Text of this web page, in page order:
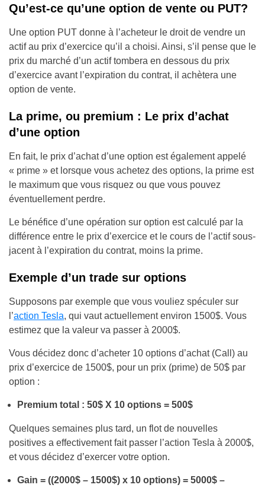
Qu’est-ce qu’une option de vente ou PUT?
Une option PUT donne à l’acheteur le droit de vendre un
actif au prix d’exercice qu’il a choisi. Ainsi, s’il pense que le
prix du marché d’un actif tombera en dessous du prix
d’exercice avant l’expiration du contrat, il achètera une
option de vente.
La prime, ou premium : Le prix d’achat
d’une option
En fait, le prix d’achat d’une option est également appelé
« prime » et lorsque vous achetez des options, la prime est
le maximum que vous risquez ou que vous pouvez
éventuellement perdre.
Le bénéfice d’une opération sur option est calculé par la
différence entre le prix d’exercice et le cours de l’actif sous-
jacent à l’expiration du contrat, moins la prime.
Exemple d’un trade sur options
Supposons par exemple que vous vouliez spéculer sur
l’action Tesla, qui vaut actuellement environ 1500$. Vous
estimez que la valeur va passer à 2000$.
Vous décidez donc d’acheter 10 options d’achat (Call) au
prix d’exercice de 1500$, pour un prix (prime) de 50$ par
option :
Premium total : 50$ X 10 options = 500$
Quelques semaines plus tard, un flot de nouvelles
positives a effectivement fait passer l’action Tesla à 2000$,
et vous décidez d’exercer votre option.
Gain = ((2000$ – 1500$) x 10 options) = 5000$ –